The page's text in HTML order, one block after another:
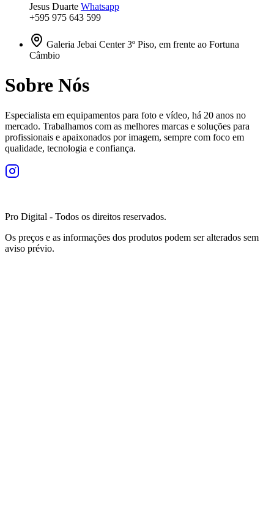
Jesus Duarte Whatsapp
+595 975 643 599
Galeria Jebai Center 3º Piso, em frente ao Fortuna
Câmbio
Sobre Nós
Especialista em equipamentos para foto e vídeo, há 20 anos no
mercado. Trabalhamos com as melhores marcas e soluções para
profissionais e apaixonados por imagem, sempre com foco em
qualidade, tecnologia e confiança.
Pro Digital - Todos os direitos reservados.
Os preços e as informações dos produtos podem ser alterados sem
aviso prévio.